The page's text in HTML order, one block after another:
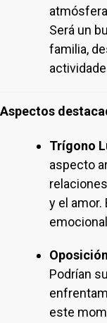
Será un
familia,
Aspectos
Trígono
aspecto
y el
Podrían
este